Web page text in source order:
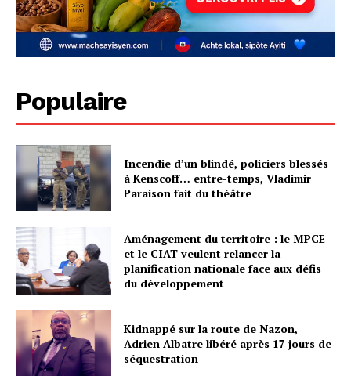
Populaire
Incendie d’un blindé, policiers blessés
à Kenscoff… entre-temps, Vladimir
Paraison fait du théâtre
Aménagement du territoire : le MPCE
et le CIAT veulent relancer la
planification nationale face aux défis
du développement
Kidnappé sur la route de Nazon,
Adrien Albatre libéré après 17 jours de
séquestration